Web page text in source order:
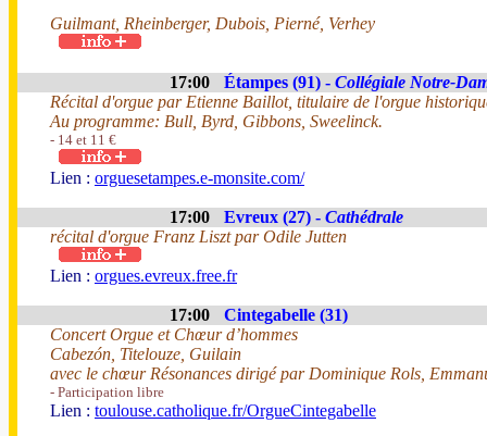
Guilmant, Rheinberger, Dubois, Pierné, Verhey
17:00 Étampes (91) - Collégiale Notre-
Récital d'orgue par Etienne Baillot, titulaire de l'orgue
Au programme: Bull, Byrd, Gibbons, Sweelinck.
- 14 et 11 €
Lien : orguesetampes.e-monsite.com/
17:00 Evreux (27) - Cathédrale
récital d'orgue Franz Liszt par Odile Jutten
Lien : orgues.evreux.free.fr
17:00
Cintegabelle (31)
Concert Orgue et Chœur d’hommes
Cabezón, Titelouze, Guilain
avec le chœur Résonances dirigé par Dominique Rols,
- Participation libre
Lien : toulouse.catholique.fr/OrgueCintegabelle